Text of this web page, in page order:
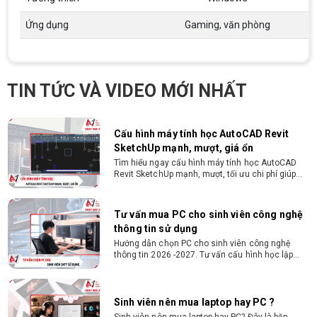
Ứng dụng Gaming, văn phòng
TIN TỨC VÀ VIDEO MỚI NHẤT
họa từ 2D, dựng video đến 3D
Hướng dẫn chọn PC cho sinh viên thiết kế đồ họa
từ 2D, dựng video đến 3D. Cấu hình tối ưu, dùng
Cấu hình máy tính học AutoCAD Revit
SketchUp mạnh, mượt, giá ổn
Tìm hiểu ngay cấu hình máy tính học AutoCAD
Revit SketchUp mạnh, mượt, tối ưu chi phí giúp
Tư vấn mua PC cho sinh viên công nghệ
thông tin sử dụng
Hướng dẫn chọn PC cho sinh viên công nghệ
thông tin 2026 -2027. Tư vấn cấu hình học lập
Sinh viên nên mua laptop hay PC ?